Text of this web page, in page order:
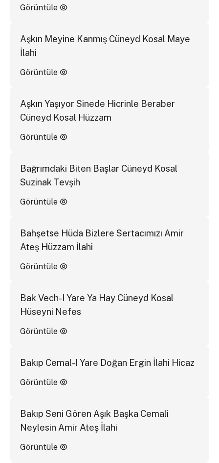
Görüntüle
Aşkın Meyine Kanmış Cüneyd Kosal Maye
İlahi
Görüntüle
Aşkın Yaşıyor Sinede Hicrinle Beraber
Cüneyd Kosal Hüzzam
Görüntüle
Bağrımdaki Biten Başlar Cüneyd Kosal
Suzinak Tevşih
Görüntüle
Bahşetse Hüda Bizlere Sertacımızı Amir
Ateş Hüzzam İlahi
Görüntüle
Bak Vech-I Yare Ya Hay Cüneyd Kosal
Hüseyni Nefes
Görüntüle
Bakıp Cemal-I Yare Doğan Ergin İlahi Hicaz
Görüntüle
Bakıp Seni Gören Aşık Başka Cemali
Neylesin Amir Ateş İlahi
Görüntüle